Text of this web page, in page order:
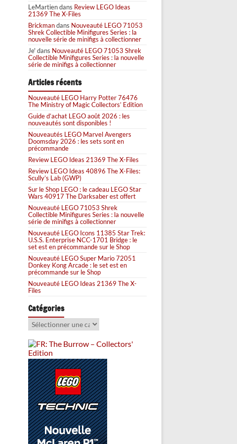
LeMartiendans Review LEGO Ideas
21369 The X-Files
Brickmandans Nouveauté LEGO 71053
Shrek Collectible Minifigures Series : la
nouvelle série de minifigs à collectionner
Je' dans Nouveauté LEGO 71053 Shrek
Collectible Minifigures Series : la nouvelle
série de minifigs à collectionner
Articles récents
Nouveauté LEGO Harry Potter 76476
The Ministry of Magic Collectors’ Edition
Guide d’achat LEGO août 2026 : les
nouveautés sont disponibles !
Nouveautés LEGO Marvel Avengers
Doomsday 2026 : les sets sont en
précommande
Review LEGO Ideas 21369 The X-Files
Review LEGO Ideas 40896 The X-Files:
Scully’s Lab (GWP)
Sur le Shop LEGO : le cadeau LEGO Star
Wars 40917 The Darksaber est offert
Nouveauté LEGO 71053 Shrek
Collectible Minifigures Series : la nouvelle
série de minifigs à collectionner
Nouveauté LEGO Icons 11385 Star Trek:
U.S.S. Enterprise NCC-1701 Bridge : le
set est en précommande sur le Shop
Nouveauté LEGO Super Mario 72051
Donkey Kong Arcade : le set est en
précommande sur le Shop
Nouveauté LEGO Ideas 21369 The X-
Files
Catégories
Catégories